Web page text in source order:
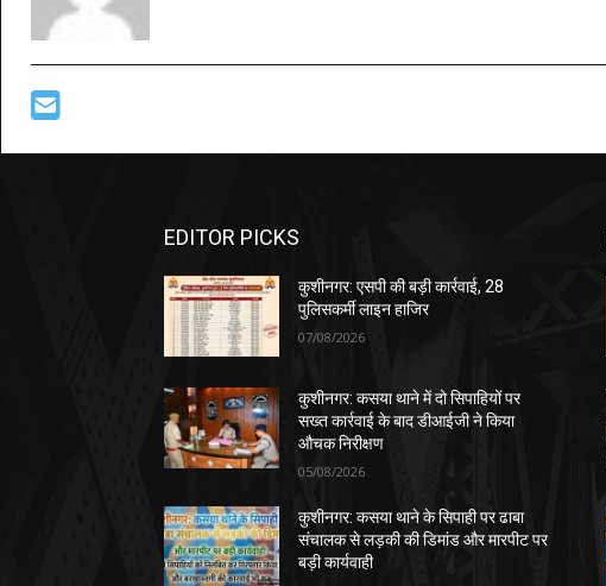
EDITOR PICKS
कुशीनगर: एसपी की बड़ी कार्रवाई, 28
पुलिसकर्मी लाइन हाजिर
07/08/2026
कुशीनगर: कसया थाने में दो सिपाहियों पर
सख्त कार्रवाई के बाद डीआईजी ने किया
औचक निरीक्षण
05/08/2026
कुशीनगर: कसया थाने के सिपाही पर ढाबा
संचालक से लड़की की डिमांड और मारपीट पर
बड़ी कार्यवाही